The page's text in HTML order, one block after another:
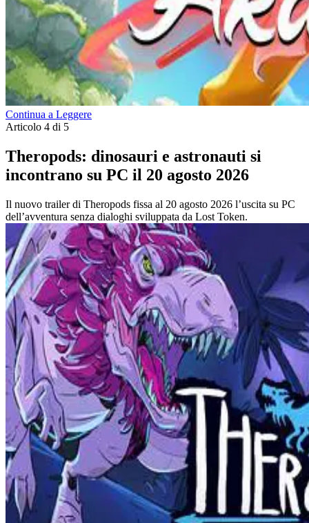
Continua a Leggere
Articolo 4 di 5
Theropods: dinosauri e astronauti si
incontrano su PC il 20 agosto 2026
Il nuovo trailer di Theropods fissa al 20 agosto 2026 l’uscita su PC
dell’avventura senza dialoghi sviluppata da Lost Token.